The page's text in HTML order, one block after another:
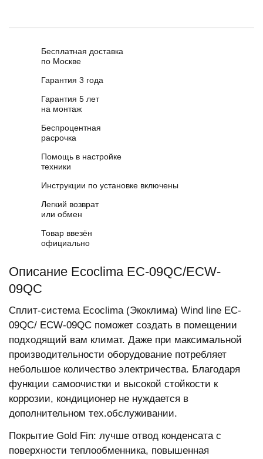
Бесплатная доставка
по Москве
Гарантия 3 года
Гарантия 5 лет
на монтаж
Беспроцентная
расрочка
Помощь в настройке
техники
Инструкции по установке включены
Легкий возврат
или обмен
Товар ввезён
официально
Описание Ecoclima EC-09QC/ECW-
09QC
Сплит-система Ecoclima (Экоклима) Wind line EC-
09QC/ ECW-09QC поможет создать в помещении
подходящий вам климат. Даже при максимальной
производительности оборудование потребляет
небольшое количество электричества. Благодаря
функции самоочистки и высокой стойкости к
коррозии, кондиционер не нуждается в
дополнительном тех.обслуживании.
Покрытие Gold Fin: лучше отвод конденсата с
поверхности теплообменника, повышенная